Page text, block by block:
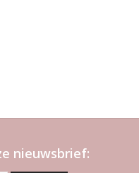
nieuwsbrief: